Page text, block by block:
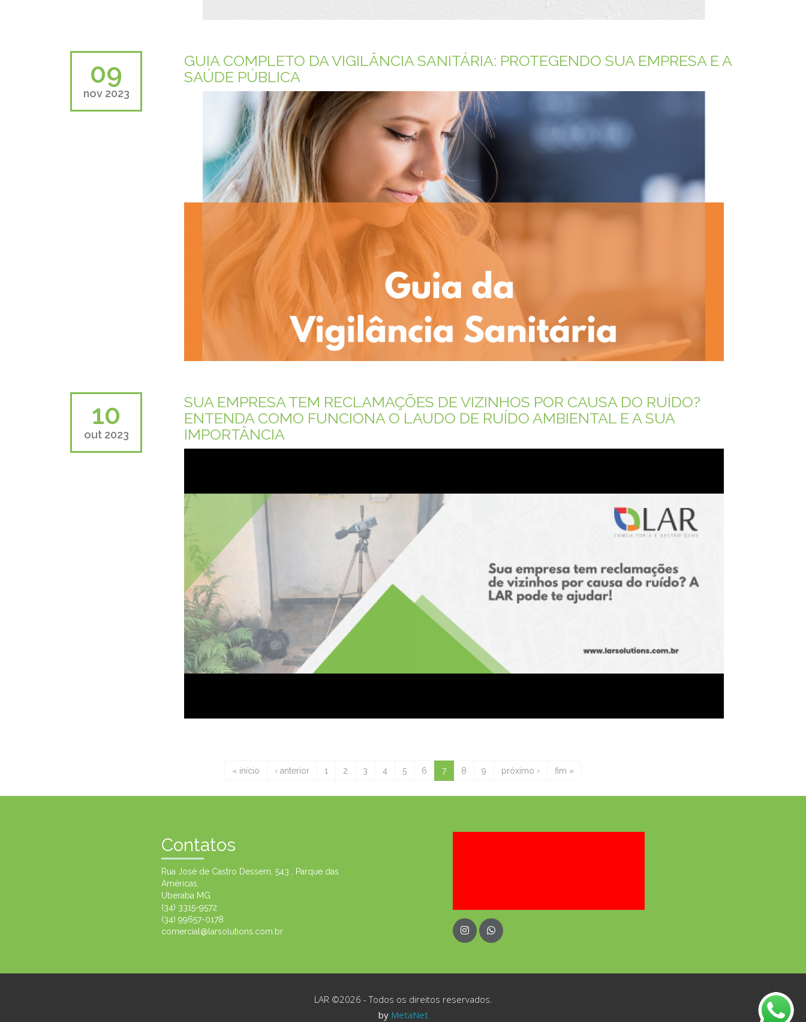
09
nov 2023
GUIA COMPLETO DA VIGILÂNCIA SANITÁRIA: PROTEGENDO SUA EMPRESA E A
SAÚDE PÚBLICA
10
out 2023
SUA EMPRESA TEM RECLAMAÇÕES DE VIZINHOS POR CAUSA DO RUÍDO?
ENTENDA COMO FUNCIONA O LAUDO DE RUÍDO AMBIENTAL E A SUA
IMPORTÂNCIA
« início ‹ anterior 1 2 3 4 5 6 7 8 9 próximo › fim »
Contatos
Rua José de Castro Dessem, 543 , Parque das
Américas.
Uberaba MG
(34) 3315-9572
(34) 99657-0178
comercial@larsolutions.com.br
LAR ©2026 - Todos os direitos reservados.
by MetaNet